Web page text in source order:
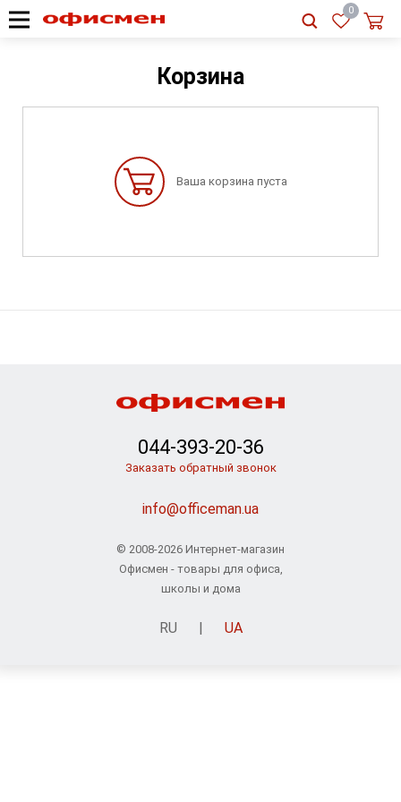
RU
0
Корзина
Ваша корзина пуста
044-393-20-36
Заказать обратный звонок
info@officeman.ua
© 2008-2026 Интернет-магазин
Офисмен - товары для офиса,
школы и дома
RU | UA